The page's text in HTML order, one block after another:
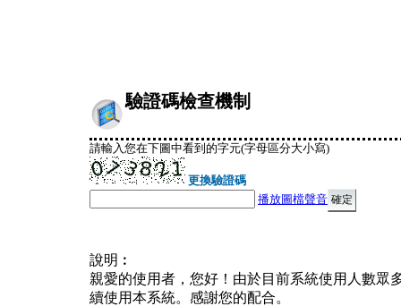
驗證碼檢查機制
請輸入您在下圖中看到的字元(字母區分大小寫)
更換驗證碼
播放圖檔聲音
說明︰
親愛的使用者，您好！由於目前系統使用人數眾
續使用本系統。感謝您的配合。